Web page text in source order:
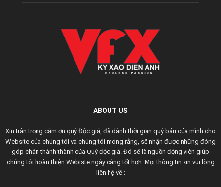
ABOUT US
Xin trân trọng cảm ơn quý Độc giả, đã dành thời gian quý báu của mình cho
Website của chúng tôi và chúng tôi mong rằng, sẽ nhận được những đóng
góp chân thành thành của Quý độc giả. Đó sẽ là nguồn động viên giúp
chúng tôi hoàn thiện Webiste ngày càng tốt hơn. Mọi thông tin xin vui lòng
liên hệ về :